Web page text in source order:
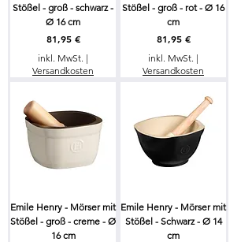
Stößel - groß - schwarz -
Ø 16 cm
Preis
81,95 €
inkl. MwSt. |
Versandkosten
Stößel - groß - rot - Ø 16
cm
Preis
81,95 €
inkl. MwSt. |
Versandkosten
Emile Henry - Mörser mit
Stößel - groß - creme - Ø
16 cm
Emile Henry - Mörser mit
Stößel - Schwarz - Ø 14
cm